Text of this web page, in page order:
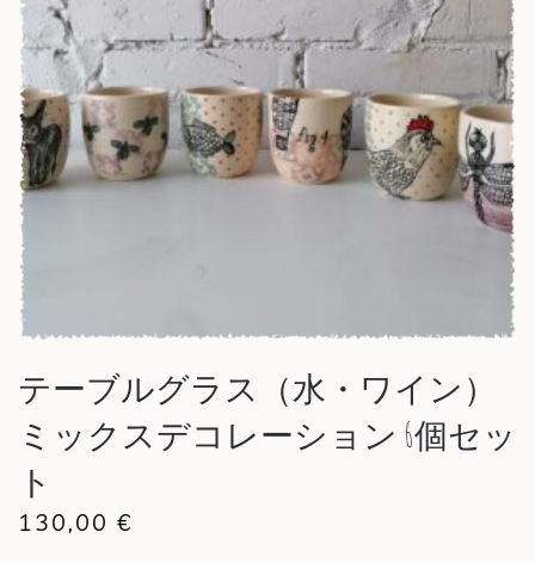
テーブルグラス（水・ワイン）
ミックスデコレーション 6個セッ
ト
130,00 €